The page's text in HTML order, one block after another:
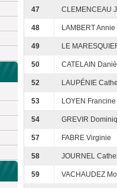
47 CLEMENCEAU
48 LAMBERT Annie
49 LE
50 CATELAIN
52 LAUPÉNIE
53 LOYEN Francine
54 GREVIR
57 FABRE Virginie
58 JOURNEL
59 VACHAUDEZ